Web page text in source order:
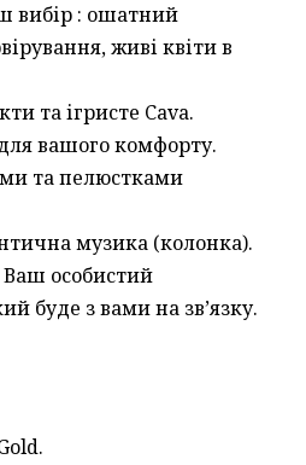
вибір : ошатний
живі квіти в
та ігристе Cava.
вашого комфорту.
та пелюстками
музика (колонка).
Ваш особистий
буде з вами на зв’язку.